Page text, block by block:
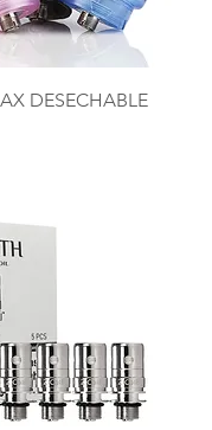
DESECHABLE